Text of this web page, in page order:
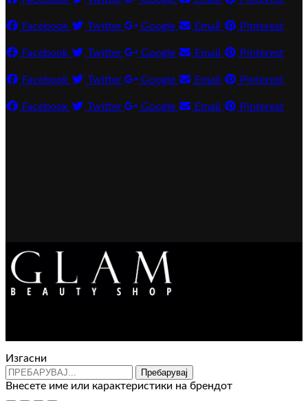
Facebook Twitter Google Email Pinterest
Facebook Twitter Google Email Pinterest
Facebook Twitter Google Email Pinterest
Facebook Twitter Google Email Pinterest
Изгасни
Пребарувај
Внесете име или карактеристики на брендот